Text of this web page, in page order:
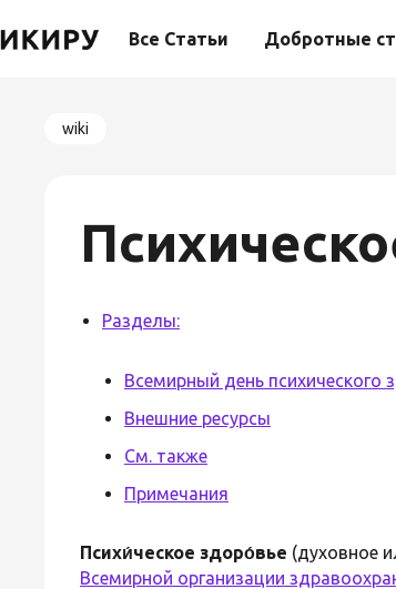
Все Статьи Добротные
wiki
Разделы:
Всемирный день психического
Внешние ресурсы
См. также
Примечания
Психи́ческое здоро́вье (духовное
Всемирной организации